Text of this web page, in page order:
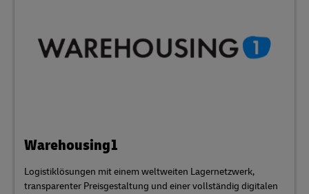
Warehousing1
Logistiklösungen mit einem weltweiten Lagernetzwerk,
transparenter Preisgestaltung und einer vollständig digitalen